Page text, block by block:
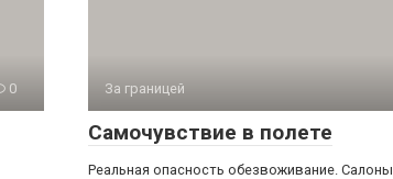
0 За границей
Самочувствие в полете
Реальная опасность обезвоживание. Салоны